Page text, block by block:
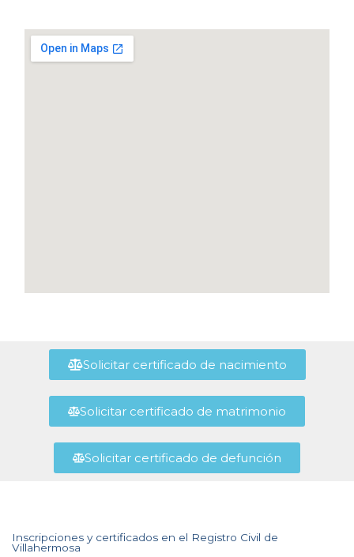
Solicitar certificado de nacimiento
Solicitar certificado de matrimonio
Solicitar certificado de defunción
Inscripciones y certificados en el Registro Civil de
Villahermosa